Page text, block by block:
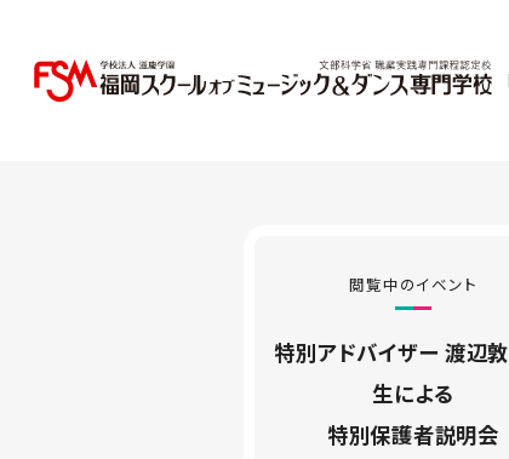
閲覧中のイベント
特別アドバイザー 渡辺
生による
特別保護者説明会